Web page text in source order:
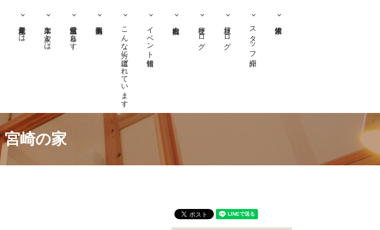
尾堂産業とは 木楽な家とは 自然室温で暮らす こんな方に選ばれています イベント情報 社長ブログ 社員ブログ スタッフ紹介
宮崎の家